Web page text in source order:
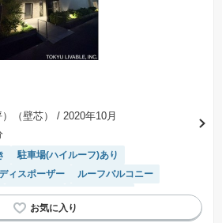
（壁芯）
/ 2020年10月
駐車場(ハイルーフ)あり
ィスポーザー
ルーフバルコニー
駐車場空き
ミストサウナ
モニター付きインターホン